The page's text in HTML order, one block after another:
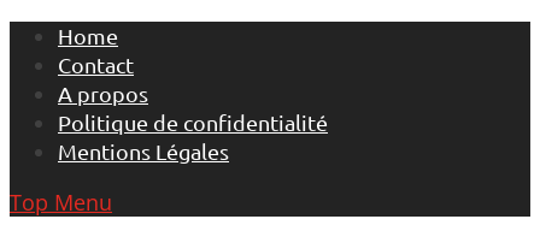
Skip
content
Home
Contact
A propos
Politique de confidentialité
Mentions Légales
Top Menu